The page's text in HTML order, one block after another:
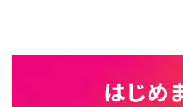
はじめ